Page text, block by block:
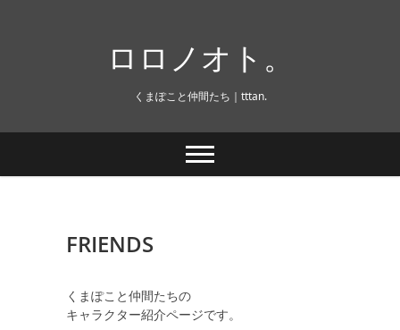
ロロノオト。
くまぽこと仲間たち｜tttan.
FRIENDS
くまぽこと仲間たちの
キャラクター紹介ページです。